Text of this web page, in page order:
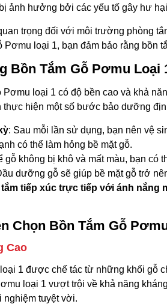
ảnh hưởng bởi các yếu tố gây hư
trọng đối với môi trường phòng
Pơmu loại 1, bạn đảm bảo rằng bồn
Bồn Tắm Gỗ Pơmu Loại
Pơmu loại 1 có độ bền cao và khả
thực hiện một số bước bảo dưỡng
: Sau mỗi lần sử dụng, bạn nên vệ
có thể làm hỏng bề mặt gỗ.
gỗ không bị khô và mất màu, bạn có
dưỡng gỗ sẽ giúp bề mặt gỗ trở
tiếp xúc trực tiếp với ánh nắng
Chọn Bồn Tắm Gỗ
Cao
1 được chế tác từ những khối gỗ
loại 1 vượt trội về khả năng
nghiệm tuyệt vời.